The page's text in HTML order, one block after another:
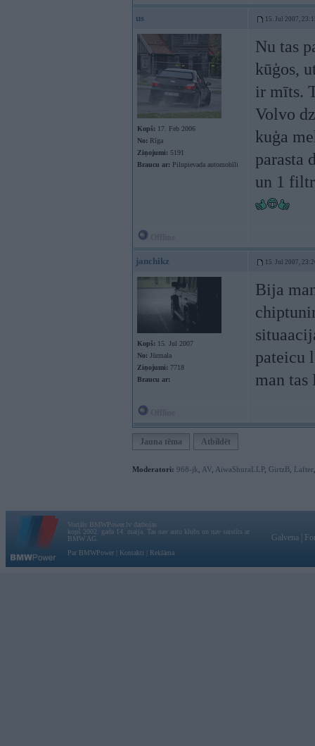
us 15. Jul 2007,
Kopš: 17. Feb 2006
No: Rīga
Ziņojumi: 5191
Braucu ar: Pilnpievada automobīli
Nu tas
kūģos,
ir mīts.
Volvo
kuģa
parasta
un 1
janchikz 15. Jul 2007,
Kopš: 15. Jul 2007
No: Jūrmala
Ziņojumi: 7718
Braucu ar:
Bija
pateicu
man tas
Jauna tēma Atbildēt
Moderatori: 968-jk AV AiwaShuraLLP, GirtzB Lafter
Vortāls BMWPower.lv darbojas
kopš 2002. gada 14. maija. Tas nav auto klubs un nav saistīts ar
BMW AG.
Par BMWPower
Kontakti Reklāma
Galvena